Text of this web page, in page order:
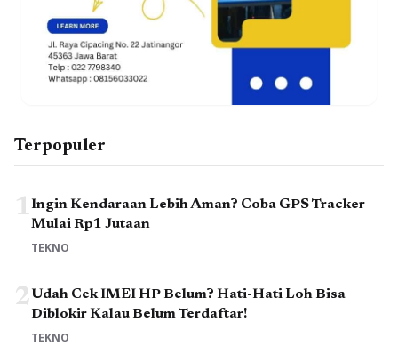
Terpopuler
1Ingin Kendaraan Lebih Aman? Coba GPS Tracker
Mulai Rp1 Jutaan
TEKNO
2Udah Cek IMEI HP Belum? Hati-Hati Loh Bisa
Diblokir Kalau Belum Terdaftar!
TEKNO